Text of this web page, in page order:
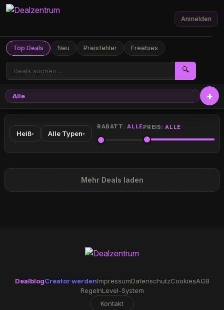
Top Deals Neu Preisfehler Freebies
🔍
Anmelden
Alle
Heiß▾ Alle Typen▾
RABATT:ALLEPREIS:ALLE
Mehr Deals laden
DealblogCreator werdenImpressumDatenschutzCookiesAGB
RegelnLevel-System
Kontakt